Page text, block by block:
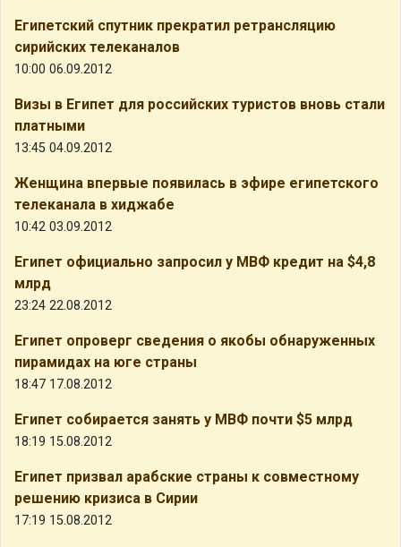
Египетский спутник прекратил ретрансляцию
сирийских телеканалов
10:00 06.09.2012
Визы в Египет для российских туристов вновь стали
платными
13:45 04.09.2012
Женщина впервые появилась в эфире египетского
телеканала в хиджабе
10:42 03.09.2012
Египет официально запросил у МВФ кредит на $4,8
млрд
23:24 22.08.2012
Египет опроверг сведения о якобы обнаруженных
пирамидах на юге страны
18:47 17.08.2012
Египет собирается занять у МВФ почти $5 млрд
18:19 15.08.2012
Египет призвал арабские страны к совместному
решению кризиса в Сирии
17:19 15.08.2012